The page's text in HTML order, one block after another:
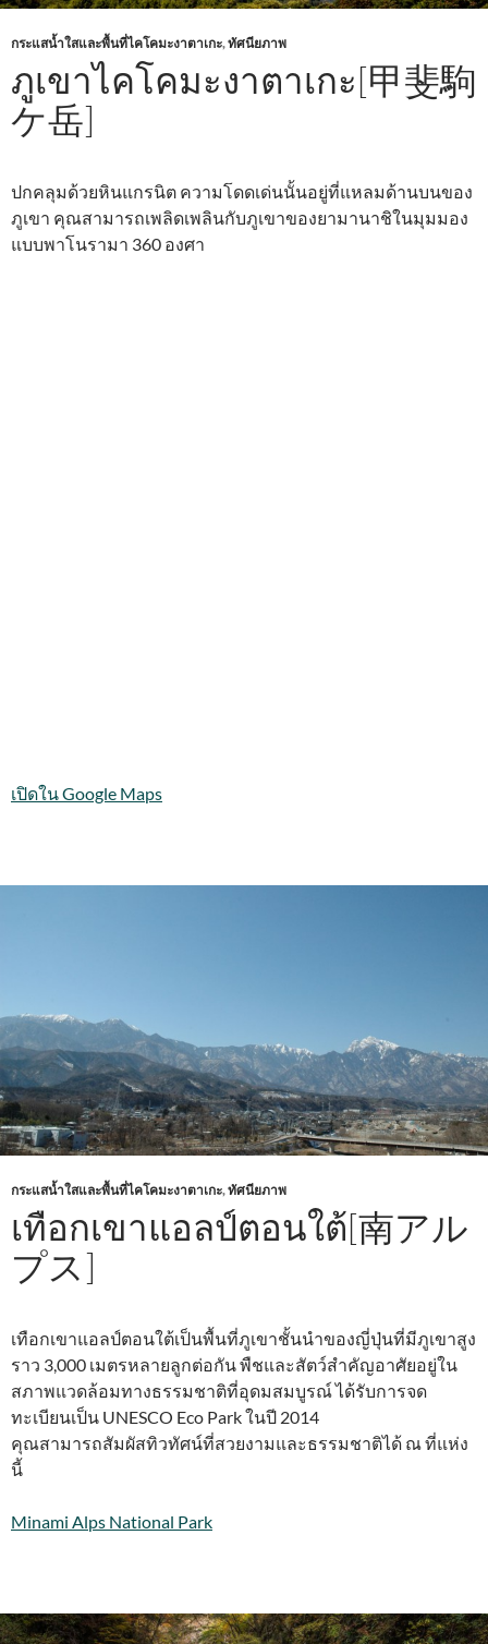
กระแสน้ำใสและพื้นที่ไคโคมะงาตาเกะ,ทัศนียภาพ
ภูเขาไคโคมะงาตาเกะ[甲斐駒
ケ岳]
ปกคลุมด้วยหินแกรนิต ความโดดเด่นนั้นอยู่ที่แหลมด้านบนของ
ภูเขา คุณสามารถเพลิดเพลินกับภูเขาของยามานาชิในมุมมอง
แบบพาโนรามา 360 องศา
เปิดใน Google Maps
กระแสน้ำใสและพื้นที่ไคโคมะงาตาเกะ,ทัศนียภาพ
เทือกเขาแอลป์ตอนใต้[南アル
プス]
เทือกเขาแอลป์ตอนใต้เป็นพื้นที่ภูเขาชั้นนำของญี่ปุ่นที่มีภูเขาสูง
ราว 3,000 เมตรหลายลูกต่อกัน พืชและสัตว์สำคัญอาศัยอยู่ใน
สภาพแวดล้อมทางธรรมชาติที่อุดมสมบูรณ์ ได้รับการจด
ทะเบียนเป็น UNESCO Eco Park ในปี 2014
คุณสามารถสัมผัสทิวทัศน์ที่สวยงามและธรรมชาติได้ ณ ที่แห่ง
นี้
Minami Alps National Park